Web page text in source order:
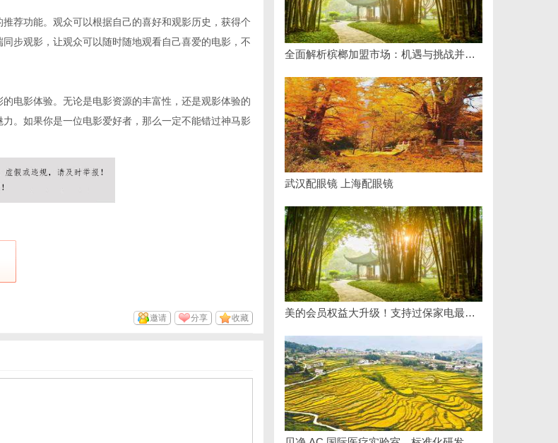
荐功能。观众可以根据自己的喜好和观影历史，获得个
步观影，让观众可以随时随地观看自己喜爱的电影，不
电影体验。无论是电影资源的丰富性，还是观影体验的
。如果你是一位电影爱好者，那么一定不能错过神马影
收藏
分享
邀请
全面解析槟榔加盟市场：机遇与挑战并存的致富之路
武汉配眼镜 上海配眼镜
美的会员权益大升级！支持过保家电最高3000元免费维修